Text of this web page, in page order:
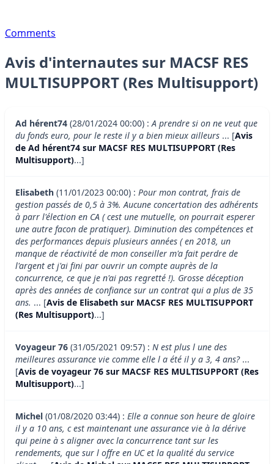
Comments
Avis d'internautes sur MACSF RES
MULTISUPPORT (Res Multisupport)
Ad hérent74 (28/01/2024 00:00) :A prendre si on ne veut que
du fonds euro, pour le reste il y a bien mieux ailleurs ... [Avis
de Ad hérent74 sur MACSF RES MULTISUPPORT (Res
Multisupport)...]
Elisabeth (11/01/2023 00:00) : Pour mon contrat, frais de
gestion passés de 0,5 à 3%. Aucune concertation des adhérents
à parr l'élection en CA ( cest une mutuelle, on pourrait esperer
une autre facon de pratiquer). Diminution des compétences et
des performances depuis plusieurs années ( en 2018, un
manque de réactivité de mon conseiller m'a fait perdre de
l'argent et j'ai fini par ouvrir un compte auprès de la
concurrence, ce que je n'ai pas regretté !). Grosse déception
après des années de confiance sur un contrat qui a plus de 35
ans. ... [Avis de Elisabeth sur MACSF RES MULTISUPPORT
(Res Multisupport)...]
Voyageur 76 (31/05/2021 09:57) : N est plus l une des
meilleures assurance vie comme elle l a été il y a 3, 4 ans?...
[Avis de voyageur 76 sur MACSF RES MULTISUPPORT (Res
Multisupport)...]
Michel (01/08/2020 03:44) : Elle a connue son heure de gloire
il y a 10 ans, c est maintenant une assurance vie à la dérive
qui peine à s aligner avec la concurrence tant sur les
rendements, que sur l offre en UC et la qualité du service